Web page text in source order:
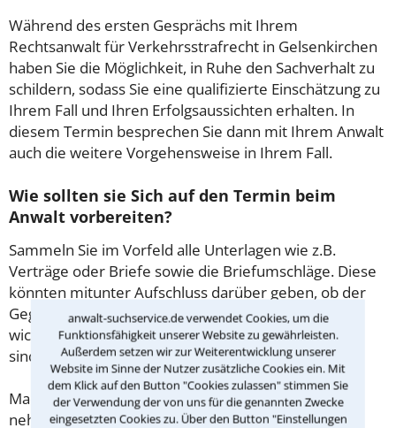
anwalt-suchservice.de verwendet Cookies, um die
Funktionsfähigkeit unserer Website zu gewährleisten.
Außerdem setzen wir zur Weiterentwicklung unserer
Website im Sinne der Nutzer zusätzliche Cookies ein. Mit
dem Klick auf den Button "Cookies zulassen" stimmen Sie
der Verwendung der von uns für die genannten Zwecke
eingesetzten Cookies zu. Über den Button "Einstellungen
Während des ersten Gesprächs mit Ihrem
Rechtsanwalt für Verkehrsstrafrecht in Gelsenkirchen
haben Sie die Möglichkeit, in Ruhe den Sachverhalt zu
schildern, sodass Sie eine qualifizierte Einschätzung zu
Ihrem Fall und Ihren Erfolgsaussichten erhalten. In
diesem Termin besprechen Sie dann mit Ihrem Anwalt
auch die weitere Vorgehensweise in Ihrem Fall.
Wie sollten sie Sich auf den Termin beim
Anwalt vorbereiten?
Sammeln Sie im Vorfeld alle Unterlagen wie z.B.
Verträge oder Briefe sowie die Briefumschläge. Diese
könnten mitunter Aufschluss darüber geben, ob der
Gegner Fristen beachtet hat. Gibt es Zeugen oder
wichtige Adressen, die für den Fall von Bedeutung
sind?
Machen Sie sich vorab schriftliche Notizen und
nehmen Sie diese zum Beratungsgespräch in